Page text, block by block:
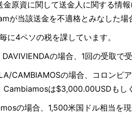
金原資に関して送金人に関する情
が当該送金を不適格とみなした
に4ペソの税を課しています。
の場合、1回の受取で
CAMBIAMOSの場合、コロンビ
は$3,000.00USDもし
の場合、1,500米国ドル相当を